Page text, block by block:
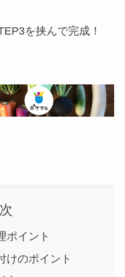
を挟んで完成！
ポイント
けのポイント